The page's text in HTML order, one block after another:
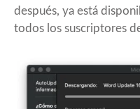
después, ya está
todos los suscriptores